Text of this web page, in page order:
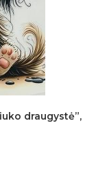
draugystė”,